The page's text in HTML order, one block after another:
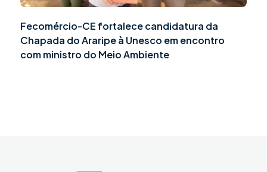
Fecomércio-CE fortalece candidatura da
Chapada do Araripe à Unesco em encontro
com ministro do Meio Ambiente